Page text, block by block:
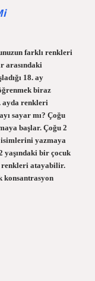
farklı renkleri
arasındaki
18. ay
biraz
ayda renkleri
sayar mı? Çoğu
başlar. Çoğu 2
isimlerini yazmaya
yaşındaki bir çocuk
renkleri atayabilir.
konsantrasyon